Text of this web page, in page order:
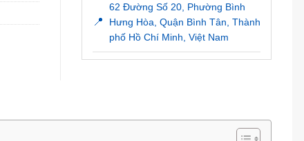
📍
62 Đường Số 20, Phường Bình
Hưng Hòa, Quận Bình Tân, Thành
phố Hồ Chí Minh, Việt Nam